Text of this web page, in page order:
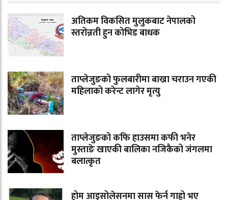
अतिकम विकसित मुलुकबाट नेपालको
स्तरोन्नती हुन कोभिड बाधक
ताप्लेजुङको फुलबारीमा बाख्रा चराउन गएकी
महिलाको करेन्ट लागेर मृत्यु
ताप्लेजुङको कफि हाउसमा कफी भनेर
मुस्ताङे खाएकी बालिका नजिकैको जंगलमा
बलात्कृत
होम आइसोलेसनमा सास फेर्न गाह्रो भए